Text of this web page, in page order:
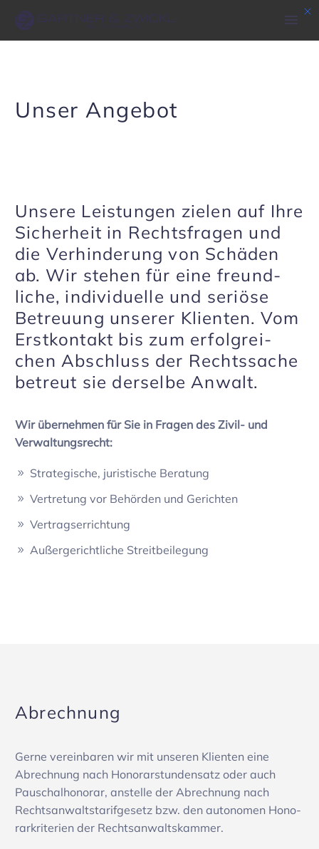
Unser Angebot
Unsere Leis­tungen zielen auf Ihre
Sicher­heit in Rechts­fragen und
die Verhin­de­rung von Schäden
ab. Wir stehen für eine freund­
liche, indi­vi­du­elle und seriöse
Betreuung unserer Klienten. Vom
Erst­kon­takt bis zum erfolg­rei­
chen Abschluss der Rechts­sache
betreut sie derselbe Anwalt.
Wir über­nehmen für Sie in Fragen des Zivil- und
Verwal­tungs­recht:
Stra­te­gi­sche, juris­ti­sche Bera­tung
Vertre­tung vor Behörden und Gerichten
Vertrags­er­rich­tung
Außer­ge­richt­liche Streit­bei­le­gung
Abrech­nung
Gerne verein­baren wir mit unseren Klienten eine
Abrech­nung nach Hono­rar­stun­den­satz oder auch
Pauschal­ho­norar, anstelle der Abrech­nung nach
Rechts­an­walts­ta­rif­ge­setz bzw. den auto­nomen Hono­
rar­kri­te­rien der Rechts­an­walts­kammer.